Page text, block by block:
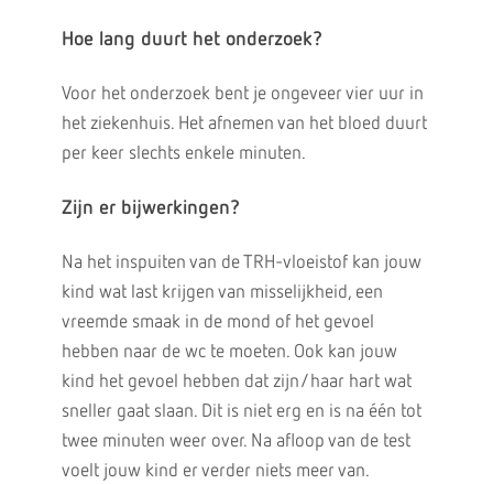
Hoe lang duurt het onderzoek?
Voor het onderzoek bent je ongeveer vier uur in
het ziekenhuis. Het afnemen van het bloed duurt
per keer slechts enkele minuten.
Zijn er bijwerkingen?
Na het inspuiten van de TRH-vloeistof kan jouw
kind wat last krijgen van misselijkheid, een
vreemde smaak in de mond of het gevoel
hebben naar de wc te moeten. Ook kan jouw
kind het gevoel hebben dat zijn/haar hart wat
sneller gaat slaan. Dit is niet erg en is na één tot
twee minuten weer over. Na afloop van de test
voelt jouw kind er verder niets meer van.